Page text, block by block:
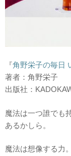
『角野栄子の毎日
著者：角野栄子
出版社：
魔法は一つ誰でも
あるかしら。
魔法は想像する力